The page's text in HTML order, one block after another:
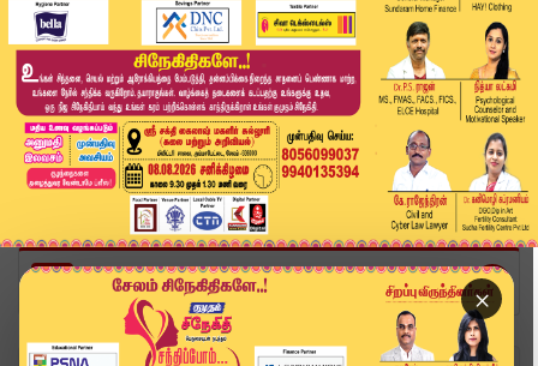
×